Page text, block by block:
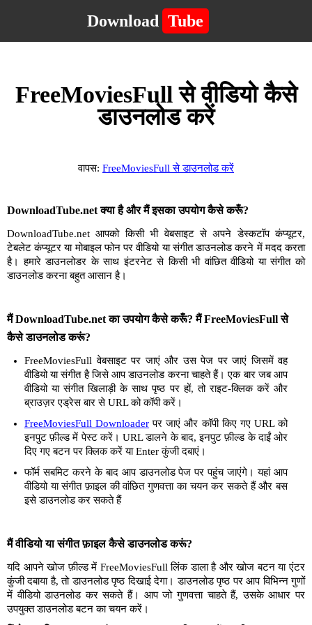
Download Tube
FreeMoviesFull से वीडियो कैसे
डाउनलोड करें
वापस: FreeMoviesFull से डाउनलोड करें
DownloadTube.net क्या है और मैं इसका उपयोग कैसे करूँ?
DownloadTube.net आपको किसी भी वेबसाइट से अपने डेस्कटॉप कंप्यूटर,
टेबलेट कंप्यूटर या मोबाइल फोन पर वीडियो या संगीत डाउनलोड करने में मदद करता
है। हमारे डाउनलोडर के साथ इंटरनेट से किसी भी वांछित वीडियो या संगीत को
डाउनलोड करना बहुत आसान है।
मैं DownloadTube.net का उपयोग कैसे करूँ? मैं FreeMoviesFull से
कैसे डाउनलोड करूं?
FreeMoviesFull वेबसाइट पर जाएं और उस पेज पर जाएं जिसमें वह
वीडियो या संगीत है जिसे आप डाउनलोड करना चाहते हैं। एक बार जब आप
वीडियो या संगीत खिलाड़ी के साथ पृष्ठ पर हों, तो राइट-क्लिक करें और
ब्राउज़र एड्रेस बार से URL को कॉपी करें।
FreeMoviesFull Downloader पर जाएं और कॉपी किए गए URL को
इनपुट फ़ील्ड में पेस्ट करें। URL डालने के बाद, इनपुट फ़ील्ड के दाईं ओर
दिए गए बटन पर क्लिक करें या Enter कुंजी दबाएं।
फॉर्म सबमिट करने के बाद आप डाउनलोड पेज पर पहुंच जाएंगे। यहां आप
वीडियो या संगीत फ़ाइल की वांछित गुणवत्ता का चयन कर सकते हैं और बस
इसे डाउनलोड कर सकते हैं
मैं वीडियो या संगीत फ़ाइल कैसे डाउनलोड करूं?
यदि आपने खोज फ़ील्ड में FreeMoviesFull लिंक डाला है और खोज बटन या एंटर
कुंजी दबाया है, तो डाउनलोड पृष्ठ दिखाई देगा। डाउनलोड पृष्ठ पर आप विभिन्न गुणों
में वीडियो डाउनलोड कर सकते हैं। आप जो गुणवत्ता चाहते हैं, उसके आधार पर
उपयुक्त डाउनलोड बटन का चयन करें।